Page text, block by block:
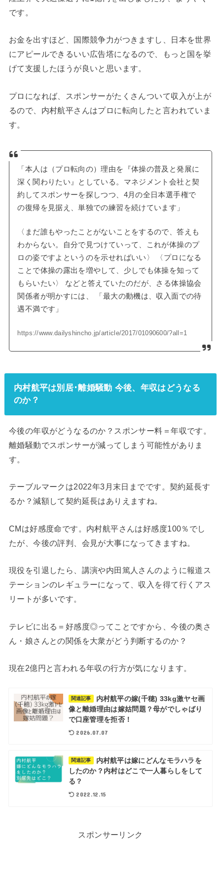
です。
お金を出すほど、国際競争力がつきますし、日本を世界
にアピールできるいい広告塔になるので、もっと国を挙
げて支援したほうが良いと思います。
プロになれば、スポンサーがたくさんついて収入が上が
るので、内村航平さんはプロに転向したと言われていま
す。
「本人は（プロ転向の）理由を『体操の普及と発展に
深く関わりたい』としている。マネジメント会社と契
約してスポンサーを探しつつ、4月の全日本選手権で
の復帰を見据え、単独での練習を続けています」
〈まだ誰もやったことがないことをするので、答えも
わからない。自分で見つけていって、これが体操のプ
ロの姿ですよというのを示せればいい〉 〈プロになる
ことで体操の露出を増やして、少しでも体操を知って
もらいたい〉 などと答えていたのだが、さる体操協会
関係者が明かすには、 「最大の動機は、収入面での待
遇不満です」
https://www.dailyshincho.jp/article/2017/01090600/?all=1
内村航平は別居･離婚騒動 今後、年収はどうなる
のか？
今後の年収がどうなるのか？スポンサー料＝年収です。
離婚騒動でスポンサーが減ってしまう可能性がありま
す。
テーブルマークは2022年3月末日までです。契約延長す
るか？減額して契約延長はありえますね。
CMは好感度命です。内村航平さんは好感度100％でし
たが、今後の評判、会見が大事になってきますね。
現役を引退したら、講演や内田篤人さんのように報道ス
テーションのレギュラーになって、収入を得て行くアス
リートが多いです。
テレビに出る＝好感度◎ってことですから、今後の奥さ
ん・娘さんとの関係を大衆がどう判断するのか？
現在2億円と言われる年収の行方が気になります。
関連記事
内村航平の嫁(千穂) 33kg激ヤセ画
像と離婚理由は嫁姑問題？母がでしゃばり
で口座管理を拒否！
2026.07.07
関連記事
内村航平は嫁にどんなモラハラを
したのか？内村はどこで一人暮らしをして
る？
2022.12.15
スポンサーリンク